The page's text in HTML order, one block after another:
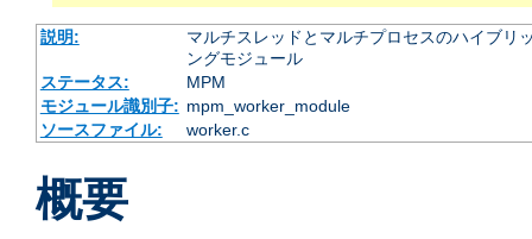
説明:
マルチスレッドとマルチプロセスのハイブリ
ングモジュール
ステータス:
MPM
モジュール識別子: mpm_worker_module
ソースファイル:
worker.c
概要